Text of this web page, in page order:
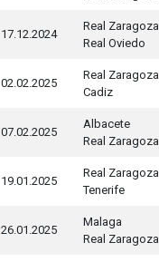
17.12.2024
Real Zaragoza
Real Oviedo
02.02.2025
Real Zaragoza
Cadiz
07.02.2025
Albacete
Real Zaragoza
19.01.2025
Real Zaragoza
Tenerife
26.01.2025
Malaga
Real Zaragoza